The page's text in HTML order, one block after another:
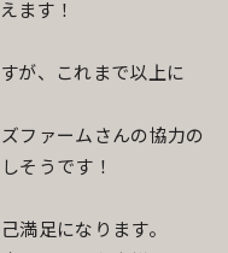
ます！
が、これまで以上に
ファームさんの協力の
そうです！
満足になります。